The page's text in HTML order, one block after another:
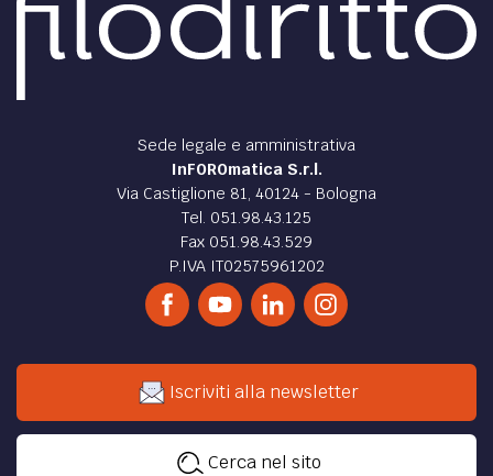
Sede legale e amministrativa
InFOROmatica S.r.l.
Via Castiglione 81, 40124 - Bologna
Tel. 051.98.43.125
Fax 051.98.43.529
P.IVA IT02575961202
Iscriviti alla newsletter
Cerca nel sito